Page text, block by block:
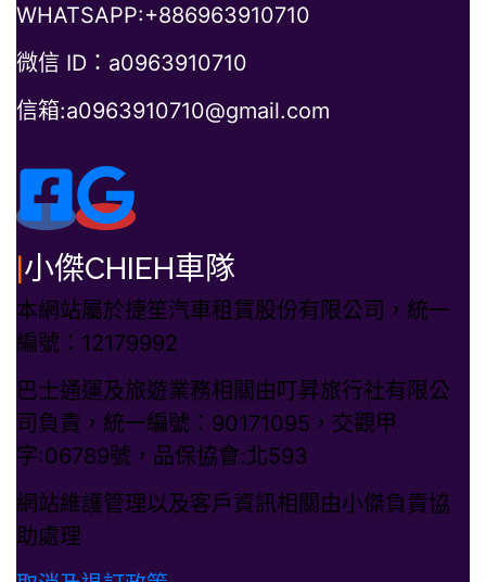
WHATSAPP:+886963910710
微信 ID：a0963910710
信箱:a0963910710@gmail.com
|小傑CHIEH車隊
本網站屬於捷笙汽車租賃股份有限公司，統一
編號：12179992
巴士通運及旅遊業務相關由叮昇旅行社有限公
司負責，統一編號：90171095，交觀甲
字:06789號，品保協會:北593
網站維護管理以及客戶資訊相關由小傑負責協
助處理